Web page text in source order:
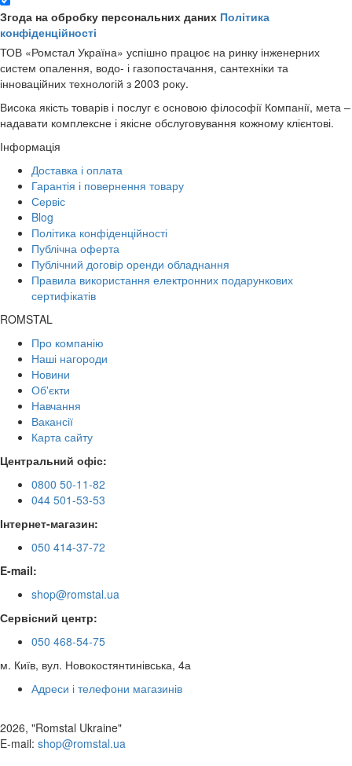
Згода на обробку персональних даних Політика
конфіденційності
ТОВ «Ромстал Україна» успішно працює на ринку інженерних
систем опалення, водо- і газопостачання, сантехніки та
інноваційних технологій з 2003 року.
Висока якість товарів і послуг є основою філософії Компанії, мета –
надавати комплексне і якісне обслуговування кожному клієнтові.
Інформація
Доставка і оплата
Гарантія і повернення товару
Сервіс
Blog
Політика конфіденційності
Публічна оферта
Публічний договір оренди обладнання
Правила використання електронних подарункових
сертифікатів
ROMSTAL
Про компанію
Наші нагороди
Новини
Об'єкти
Навчання
Вакансії
Карта сайту
Центральний офіс:
0800 50-11-82
044 501-53-53
Інтернет-магазин:
050 414-37-72
E-mail:
shop@romstal.ua
Сервісний центр:
050 468-54-75
м. Київ, вул. Новокостянтинівська, 4а
Адреси і телефони магазинів
2026, "Romstal Ukraine"
​E-mail: shop@romstal.ua